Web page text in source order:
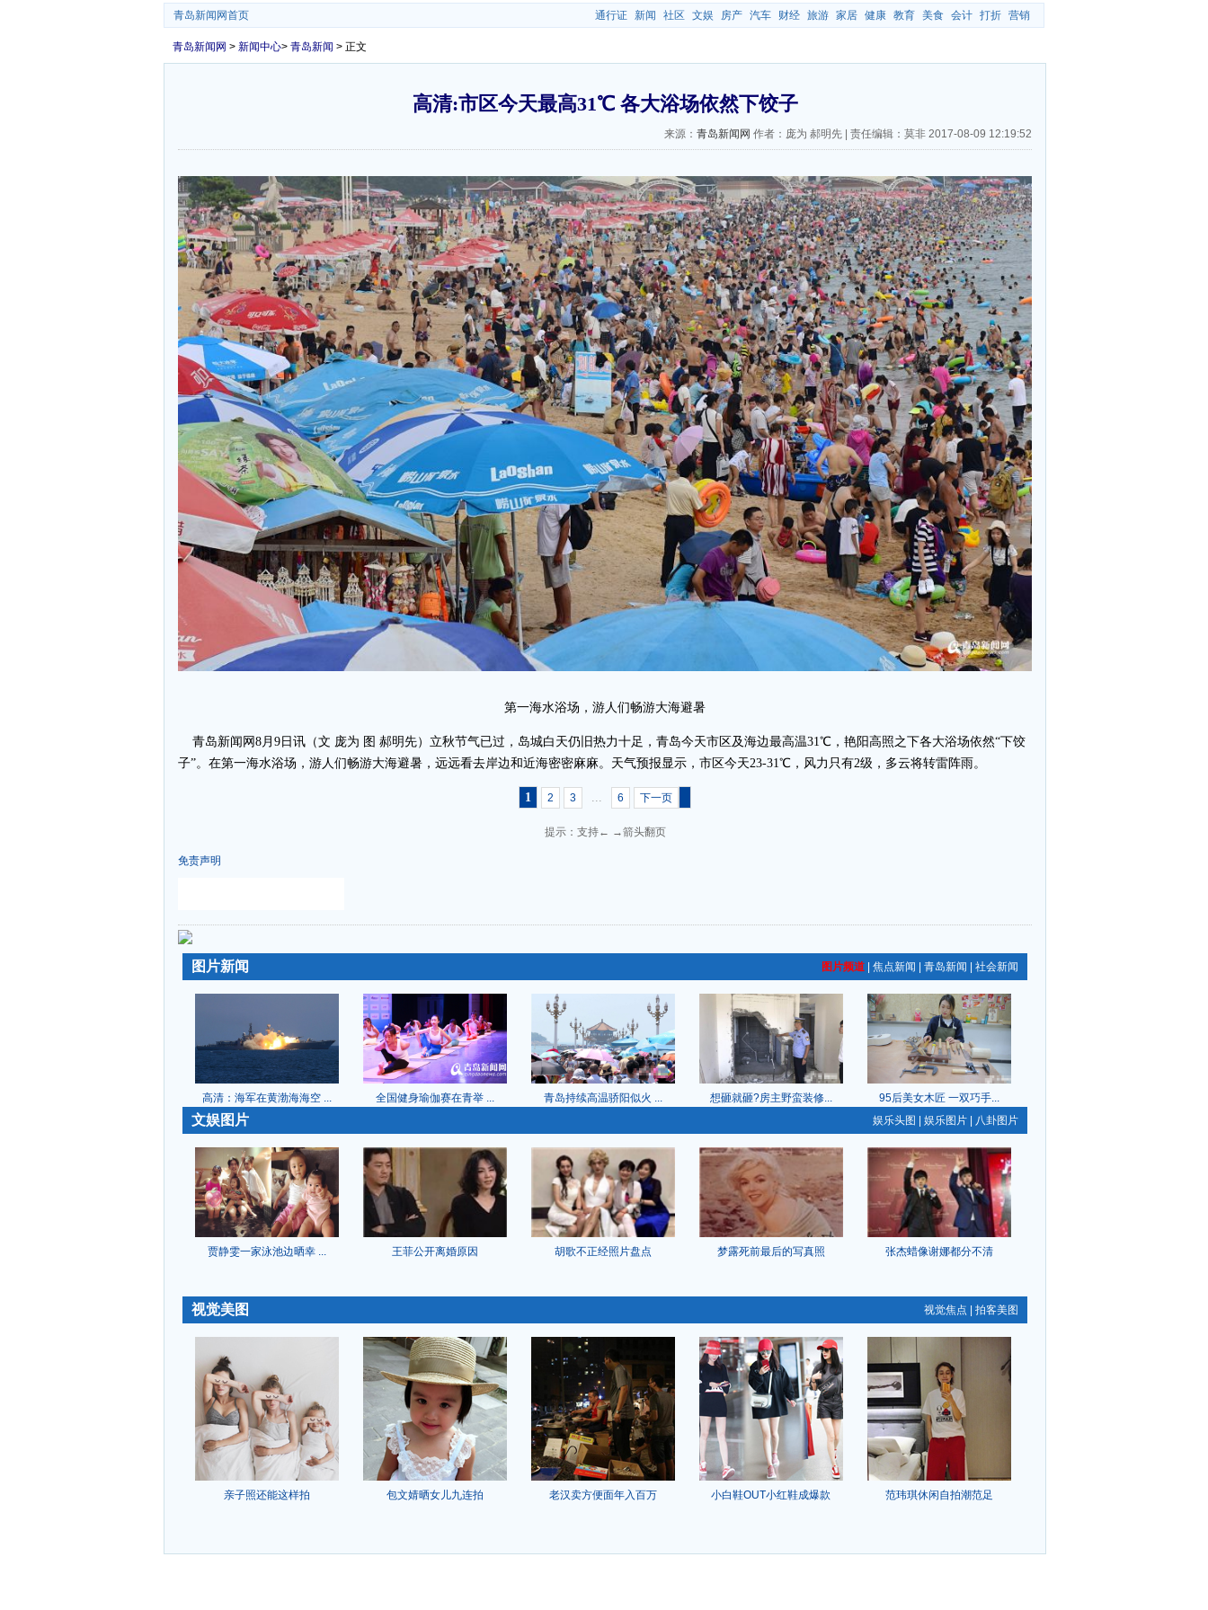
青岛新闻网首页 通行证 新闻 社区 文娱 房产 汽车 财经 旅游 家居 健康 教育 美食 会计 打折 营销
青岛新闻网 > 新闻中心> 青岛新闻 > 正文
高清:市区今天最高31℃ 各大浴场依然下饺子
来源： 青岛新闻网 作者：庞为 郝明先 责任编辑：莫非 2017-08-09 12:19:52
第一海水浴场，游人们畅游大海避暑
青岛新闻网8月9日讯（文 庞为 图 郝明先）立秋节气已过，岛城白天仍旧热力十足，青岛今天市区及海边最高温31℃，艳阳高照之下各大浴场依然“下饺
子”。在第一海水浴场，游人们畅游大海避暑，远远看去岸边和近海密密麻麻。天气预报显示，市区今天23-31℃，风力只有2级，多云将转雷阵雨。
1 2 3 ... 6 下一页
提示：支持← →箭头翻页
免责声明
-
-
图片频道 焦点新闻 青岛新闻 社会新闻
图片新闻
高清：海军在黄渤海海空 ... 全国健身瑜伽赛在青举 ... 青岛持续高温骄阳似火 ... 想砸就砸?房主野蛮装修...
95后美女木匠 一双巧手...
娱乐头图 娱乐图片 八卦图片
文娱图片
贾静雯一家泳池边晒幸 ... 王菲公开离婚原因 胡歌不正经照片盘点 梦露死前最后的写真照 张杰蜡像谢娜都分不清
视觉焦点 拍客美图
视觉美图
亲子照还能这样拍 包文婧晒女儿九连拍 老汉卖方便面年入百万 小白鞋OUT小红鞋成爆款
范玮琪休闲自拍潮范足